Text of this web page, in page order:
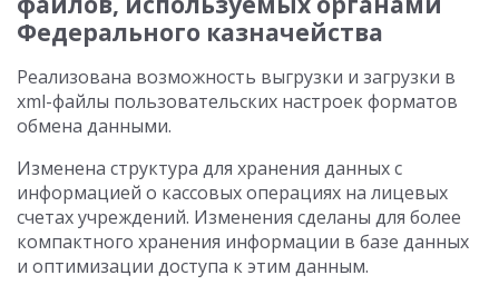
Федерального казначейства
Реализована возможность выгрузки и загрузки в
xml-файлы пользовательских настроек форматов
обмена данными.
Изменена структура для хранения данных с
информацией о кассовых операциях на лицевых
счетах учреждений. Изменения сделаны для более
компактного хранения информации в базе данных
и оптимизации доступа к этим данным.